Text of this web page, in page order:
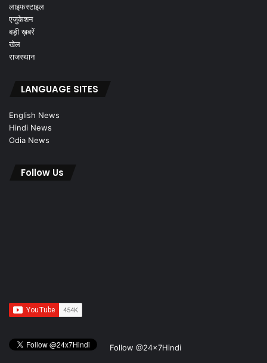
लाइफस्टाइल
एजुकेशन
बड़ी ख़बरें
खेल
राजस्थान
LANGUAGE SITES
English News
Hindi News
Odia News
Follow Us
Follow @24x7Hindi